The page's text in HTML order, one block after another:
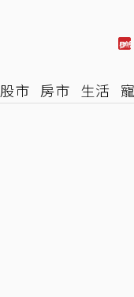
股市 房市 生活